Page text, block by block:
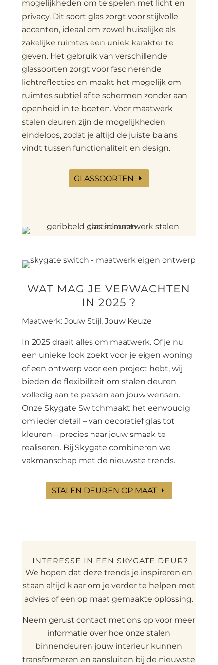
mogelijkheden om te spelen met licht en
privacy. Dit soort glas zorgt voor stijlvolle
accenten, ideaal om zowel huiselijke als
zakelijke ruimtes een uniek karakter te
geven. Het gebruik van verschillende
glassoorten zorgt voor fascinerende
lichtreflecties en maakt het mogelijk om
ruimtes subtiel af te schermen zonder aan
openheid in te boeten. Voor maatwerk
stalen deuren zijn de mogelijkheden
eindeloos, zodat je altijd de juiste balans
vindt tussen functionaliteit en design.
GLASSOORTEN
WAT MAG JE VERWACHTEN
IN 2025 ?
Maatwerk: Jouw Stijl, Jouw Keuze
In 2025 draait alles om maatwerk. Of je nu
een unieke look zoekt voor je eigen woning
of een ontwerp voor een project hebt, wij
bieden de flexibiliteit om stalen deuren
volledig aan te passen aan jouw wensen.
Onze Skygate Switchmaakt het eenvoudig
om ieder detail – van decoratief glas tot
kleuren – precies naar jouw smaak te
realiseren. Bij Skygate combineren we
vakmanschap met de nieuwste trends.
STALEN DEUREN OP MAAT
INTERESSE IN EEN SKYGATE DEUR?
We hopen dat deze trends je inspireren en
staan altijd klaar om je verder te helpen met
advies of een op maat gemaakte oplossing.
Neem gerust contact met ons op voor meer
informatie over hoe onze stalen
binnendeuren jouw interieur kunnen
transformeren en aansluiten bij de nieuwste